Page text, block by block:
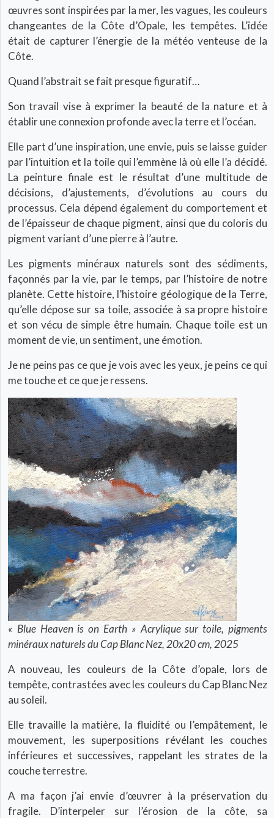
œuvres sont inspirées par la mer, les vagues, les couleurs
changeantes de la Côte d’Opale, les tempêtes. L’idée
était de capturer l’énergie de la météo venteuse de la
Côte.
Quand l’abstrait se fait presque figuratif…
Son travail vise à exprimer la beauté de la nature et à
établir une connexion profonde avec la terre et l’océan.
Elle part d’une inspiration, une envie, puis se laisse guider
par l’intuition et la toile qui l’emmène là où elle l’a décidé.
La peinture finale est le résultat d’une multitude de
décisions, d’ajustements, d’évolutions au cours du
processus. Cela dépend également du comportement et
de l’épaisseur de chaque pigment, ainsi que du coloris du
pigment variant d’une pierre à l’autre.
Les pigments minéraux naturels sont des sédiments,
façonnés par la vie, par le temps, par l’histoire de notre
planète. Cette histoire, l’histoire géologique de la Terre,
qu’elle dépose sur sa toile, associée à sa propre histoire
et son vécu de simple être humain. Chaque toile est un
moment de vie, un sentiment, une émotion.
Je ne peins pas ce que je vois avec les yeux, je peins ce qui
me touche et ce que je ressens.
« Blue Heaven is on Earth » Acrylique sur toile, pigments
minéraux naturels du Cap Blanc Nez, 20x20 cm, 2025
A nouveau, les couleurs de la Côte d’opale, lors de
tempête, contrastées avec les couleurs du Cap Blanc Nez
au soleil.
Elle travaille la matière, la fluidité ou l’empâtement, le
mouvement, les superpositions révélant les couches
inférieures et successives, rappelant les strates de la
couche terrestre.
A ma façon j’ai envie d’œuvrer à la préservation du
fragile. D’interpeler sur l’érosion de la côte, sa